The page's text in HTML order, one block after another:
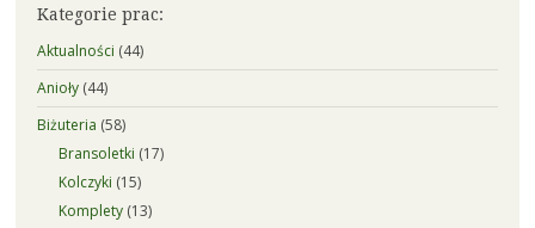
Kategorie prac:
Aktualności (44)
Anioły(44)
Biżuteria (58)
Bransoletki (17)
Kolczyki (15)
Komplety(13)